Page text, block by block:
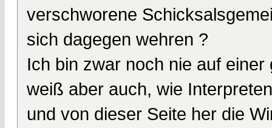
verschworene
sich dagegen wehren ?
Ich bin zwar noch nie auf
weiß aber auch, wie
und von dieser Seite her die